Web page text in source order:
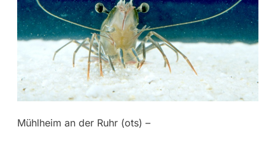
Mühlheim an der Ruhr (ots) –